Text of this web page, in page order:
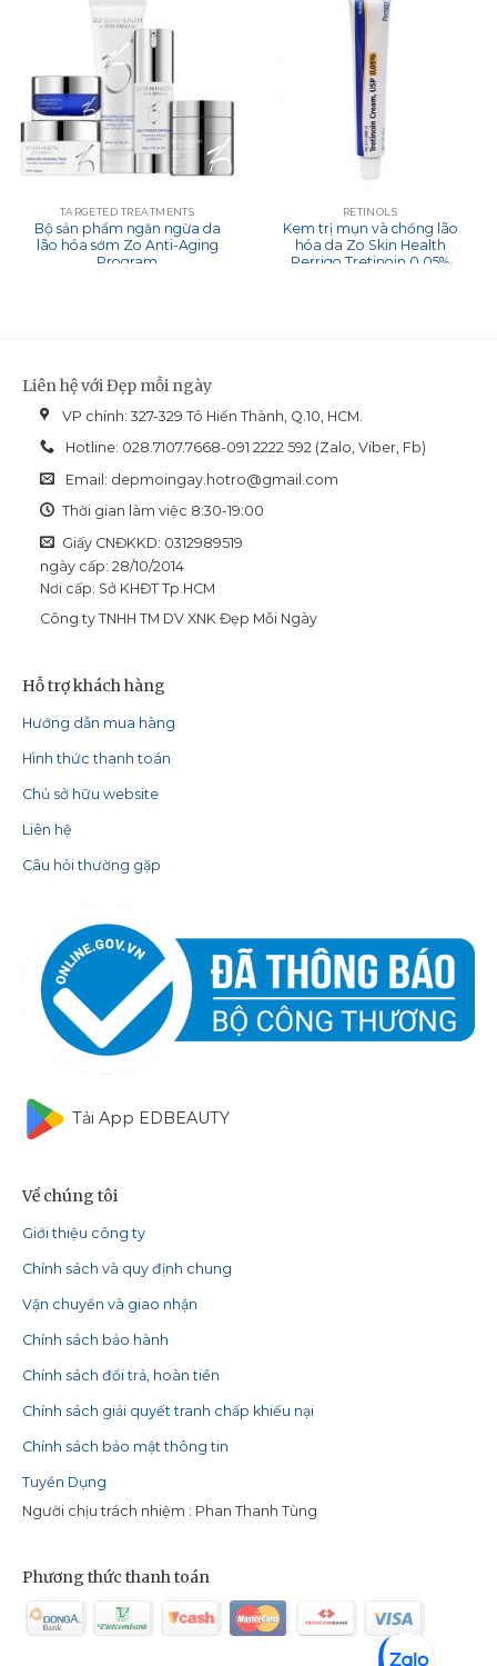
TARGETED TREATMENTS
Bộ sản phẩm ngăn ngừa da
lão hóa sớm Zo Anti-Aging
Program
RETINOLS
Kem trị mụn và chống lão
hóa da Zo Skin Health
Perrigo Tretinoin 0.05%
Liên hệ với Đẹp mỗi ngày
VP chính: 327-329 Tô Hiến Thành, Q.10, HCM.
Hotline: 028.7107.7668-091 2222 592 (Zalo, Viber, Fb)
Email: depmoingay.hotro@gmail.com
Thời gian làm việc 8:30-19:00
Giấy CNĐKKD: 0312989519
ngày cấp: 28/10/2014
Nơi cấp: Sở KHĐT Tp.HCM
Công ty TNHH TM DV XNK Đẹp Mỗi Ngày
Hỗ trợ khách hàng
Hướng dẫn mua hàng
Hình thức thanh toán
Chủ sở hữu website
Liên hệ
Câu hỏi thường gặp
Tải App EDBEAUTY
Về chúng tôi
Giới thiệu công ty
Chính sách và quy định chung
Vận chuyển và giao nhận
Chính sách bảo hành
Chính sách đổi trả, hoàn tiền
Chính sách giải quyết tranh chấp khiếu nại
Chính sách bảo mật thông tin
Tuyển Dụng
Người chịu trách nhiệm : Phan Thanh Tùng
Phương thức thanh toán